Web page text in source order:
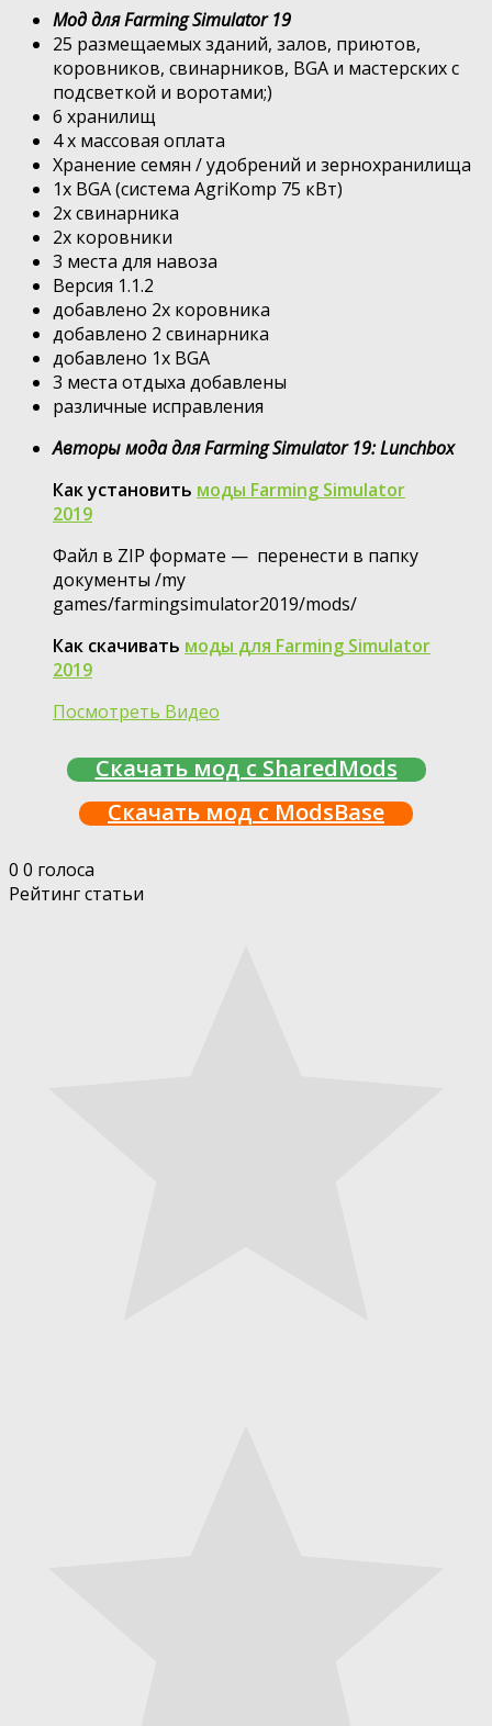
Мод для Farming Simulator 19
25 размещаемых зданий, залов, приютов,
коровников, свинарников, BGA и мастерских с
подсветкой и воротами;)
6 хранилищ
4 х массовая оплата
Хранение семян / удобрений и зернохранилища
1x BGA (система AgriKomp 75 кВт)
2х свинарника
2x коровники
3 места для навоза
Версия 1.1.2
добавлено 2x коровника
добавлено 2 свинарника
добавлено 1x BGA
3 места отдыха добавлены
различные исправления
Авторы мода для Farming Simulator 19: Lunchbox
Как установить моды Farming Simulator
2019
Файл в ZIP формате — перенести в папку
документы /my
games/farmingsimulator2019/mods/
Как скачивать моды для Farming Simulator
2019
Посмотреть Видео
Скачать мод с SharedMods
Скачать мод с ModsBase
0 0 голоса
Рейтинг статьи